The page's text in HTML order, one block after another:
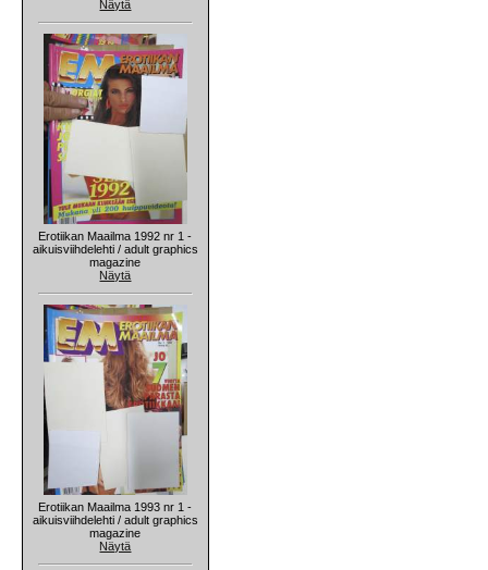
Näytä
Erotiikan Maailma 1992 nr 1 -
aikuisviihdelehti / adult graphics
magazine
Näytä
Erotiikan Maailma 1993 nr 1 -
aikuisviihdelehti / adult graphics
magazine
Näytä